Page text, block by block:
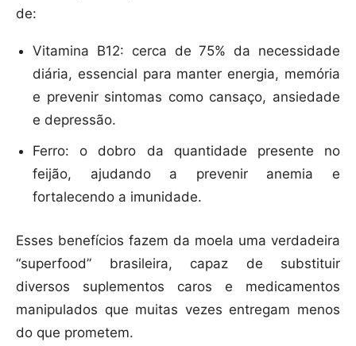
de:
Vitamina B12: cerca de 75% da necessidade
diária, essencial para manter energia, memória
e prevenir sintomas como cansaço, ansiedade
e depressão.
Ferro: o dobro da quantidade presente no
feijão, ajudando a prevenir anemia e
fortalecendo a imunidade.
Esses benefícios fazem da moela uma verdadeira
“superfood” brasileira, capaz de substituir
diversos suplementos caros e medicamentos
manipulados que muitas vezes entregam menos
do que prometem.